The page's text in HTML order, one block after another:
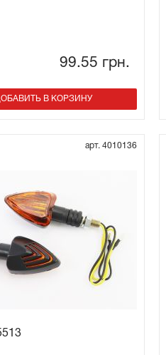
99.55 грн.
В КОРЗИНУ
арт. 4010136